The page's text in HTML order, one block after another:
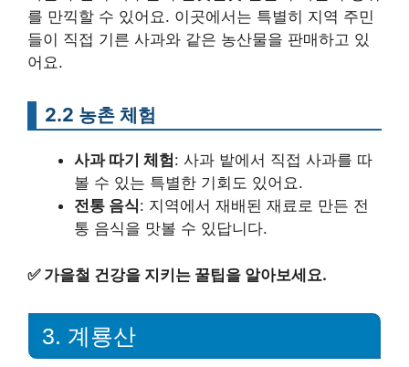
를 만끽할 수 있어요. 이곳에서는 특별히 지역 주민
들이 직접 기른 사과와 같은 농산물을 판매하고 있
어요.
2.2 농촌 체험
사과 따기 체험: 사과 밭에서 직접 사과를 따
볼 수 있는 특별한 기회도 있어요.
전통 음식: 지역에서 재배된 재료로 만든 전
통 음식을 맛볼 수 있답니다.
✅ 가을철 건강을 지키는 꿀팁을 알아보세요.
3. 계룡산